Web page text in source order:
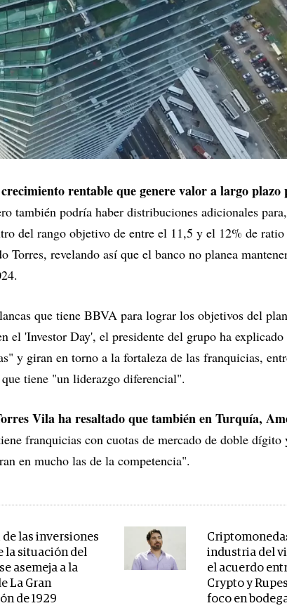
crecimiento rentable que genere valor a largo plazo
también podría haber distribuciones adicionales
del rango objetivo de entre el 11,5 y el 12% de
Torres, revelando así que el banco no planea
que tiene BBVA para lograr los objetivos del
el 'Investor Day', el presidente del grupo ha explicado
y giran en torno a la fortaleza de las franquicias,
tiene "un liderazgo diferencial".
Vila ha resaltado que también en Turquía,
franquicias con cuotas de mercado de doble dígito
en mucho las de la competencia".
de las inversiones
la situación del
asemeja a la
La Gran
de 1929
industria del
el acuerdo
Crypto y
foco en